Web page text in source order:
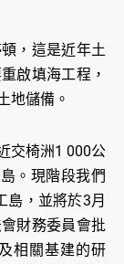
，這是近年土
啟填海工程，
地儲備。
交椅洲1 000公
。現階段我們
島，並將於3月
財務委員會批
相關基建的研